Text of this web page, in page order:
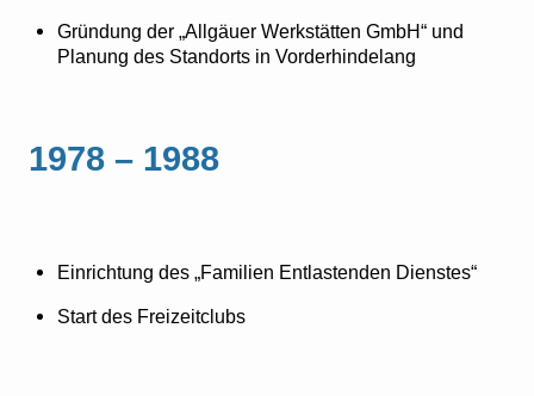
Gründung der „Allgäuer Werkstätten GmbH“ und
Planung des Standorts in Vorderhindelang
1978 – 1988
Einrichtung des „Familien Entlastenden Dienstes“
Start des Freizeitclubs